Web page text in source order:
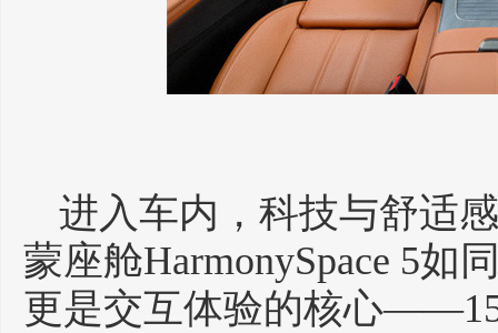
进入车内，科技与舒适
蒙座舱HarmonySpace 5如
更是交互体验的核心